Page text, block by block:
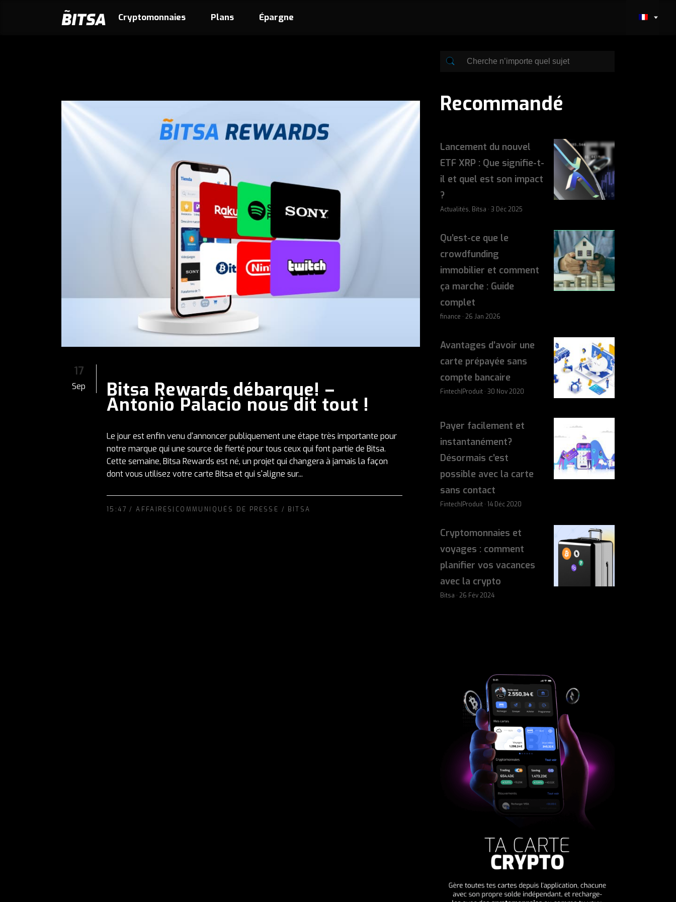
Cryptomonnaies Plans Épargne
17
Sep Bitsa Rewards débarque! –
Antonio Palacio nous dit tout !
Le jour est enfin venu d'annoncer publiquement une étape très importante pour
notre marque qui une source de fierté pour tous ceux qui font partie de Bitsa.
Cette semaine, Bitsa Rewards est né, un projet qui changera à jamais la façon
dont vous utilisez votre carte Bitsa et qui s'aligne sur...
15:47 /AFFAIRES|COMMUNIQUÉS DE PRESSE / BITSA
Recommandé
Lancement du nouvel
ETF XRP : Que signifie-t-
il et quel est son impact
?
Actualités, Bitsa · 3 Déc 2025
Qu’est-ce que le
crowdfunding
immobilier et comment
ça marche : Guide
complet
finance · 26 Jan 2026
Avantages d’avoir une
carte prépayée sans
compte bancaire
Fintech|Produit · 30 Nov 2020
Payer facilement et
instantanément?
Désormais c’est
possible avec la carte
sans contact
Fintech|Produit · 14 Déc 2020
Cryptomonnaies et
voyages : comment
planifier vos vacances
avec la crypto
Bitsa · 26 Fév 2024